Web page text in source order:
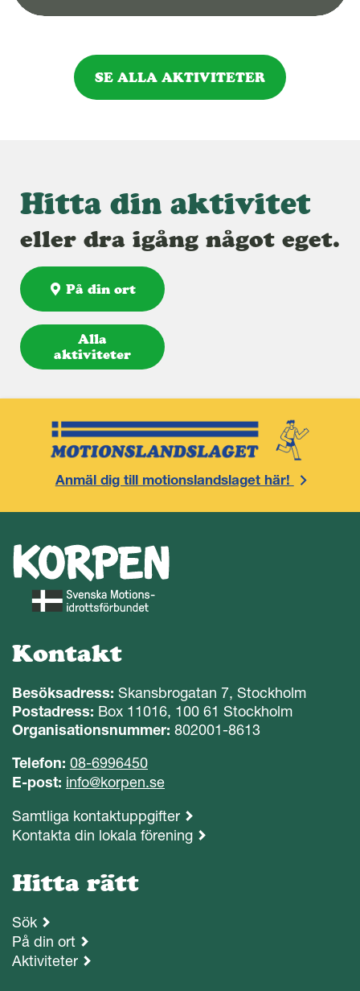
SE ALLA AKTIVITETER
Hitta din aktivitet
eller dra igång något eget.
På din ort
Alla
aktiviteter
Anmäl dig till motionslandslaget här!
Kontakt
Besöksadress: Skansbrogatan 7, Stockholm
Postadress: Box 11016, 100 61 Stockholm
Organisationsnummer: 802001-8613
Telefon: 08-6996450
E-post: info@korpen.se
Samtliga kontaktuppgifter
Kontakta din lokala förening
Hitta rätt
Sök
På din ort
Aktiviteter